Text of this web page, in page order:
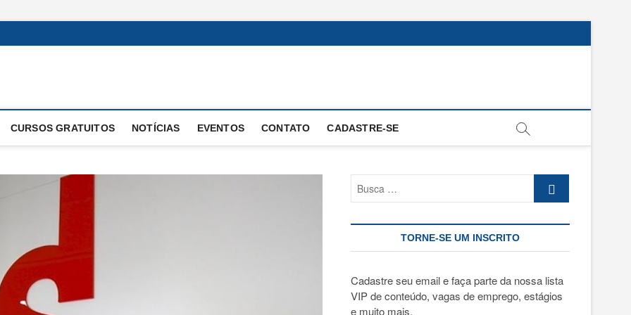
CURSOS GRATUITOS NOTÍCIAS EVENTOS CONTATO CADASTRE-SE
TORNE-SE UM INSCRITO
Cadastre seu email e faça parte da nossa lista
VIP de conteúdo, vagas de emprego, estágios
e muito mais.